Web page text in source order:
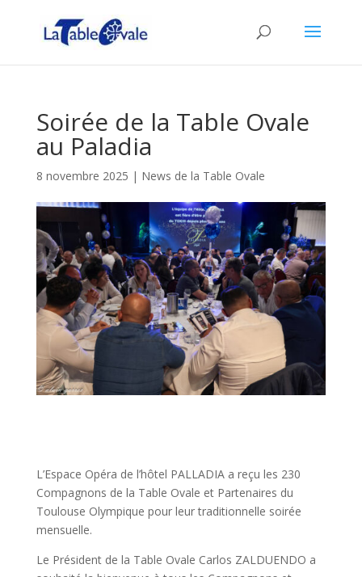
Soirée de la Table Ovale
au Paladia
8 novembre 2025 | News de la Table Ovale
L’Espace Opéra de l’hôtel PALLADIA a reçu les 230
Compagnons de la Table Ovale et Partenaires du
Toulouse Olympique pour leur traditionnelle soirée
mensuelle.
Le Président de la Table Ovale Carlos ZALDUENDO a